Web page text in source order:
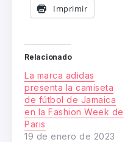
Imprimir
Relacionado
La marca adidas
presenta la camiseta
de fútbol de Jamaica
en la Fashion Week de
Paris
19 de enero de 2023